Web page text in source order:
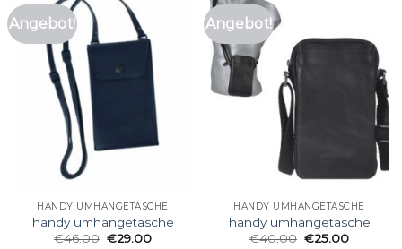
Angebot!
HANDY UMHÄNGETASCHE
handy umhängetasche
€46.00 €29.00
Angebot!
HANDY UMHÄNGETASCHE
handy umhängetasche
€40.00 €25.00